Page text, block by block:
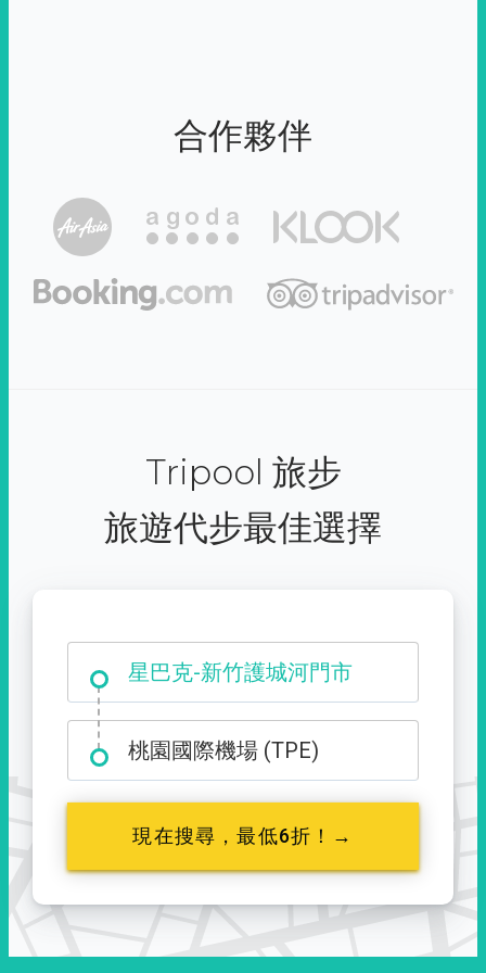
合作夥伴
Tripool 旅步
旅遊代步最佳選擇
星巴克-新竹護城河門市
大霸尖山登山口
桃園國際機場 (TPE)
現在搜尋，最低6折！→